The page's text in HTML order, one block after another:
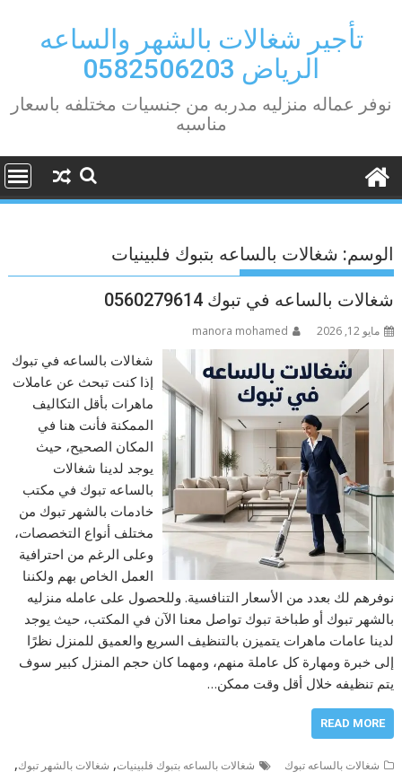
contentتأجير شغالات بالشهر والساعه
الرياض 0582506203
نوفر عماله منزليه مدربه من جنسيات مختلفه باسعار
مناسبه
الوسم: شغالات بالساعه بتبوك فلبينيات
شغالات بالساعه في تبوك 0560279614
مايو 12, 2026 manora mohamed
شغالات بالساعه في تبوك
إذا كنت تبحث عن عاملات
ماهرات بأقل التكاليف
الممكنة فأنت هنا في
المكان الصحيح، حيث
يوجد لدينا شغالات
بالساعه تبوك في مكتب
خادمات بالشهر تبوك من
مختلف أنواع التخصصات،
وعلى الرغم من احترافية
العمل الخاص بهم ولكننا
نوفرهم لك بعدد من الأسعار التنافسية. وللحصول على عامله منزليه
بالشهر تبوك أو طباخة تبوك تواصل معنا الآن في المكتب، حيث يوجد
لدينا عامات ماهرات يتميزن بالتنظيف السريع والعميق للمنزل نظرًا
إلى خبرة ومهارة كل عاملة منهم، ومهما كان حجم المنزل كبير سوف
يتم تنظيفه خلال أقل وقت ممكن…
READ MORE
شغالات بالساعه تبوك شغالات بالساعه بتبوك فلبينيات, شغالات بالشهر تبوك,